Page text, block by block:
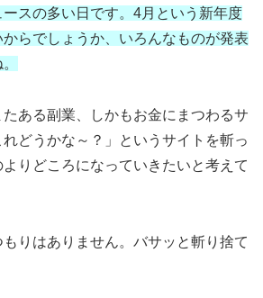
ースの多い日です。4月という新年度
らでしょうか、いろんなものが発表
ある副業、しかもお金にまつわるサ
どうかな～？」というサイトを斬っ
りどころになっていきたいと考えて
りはありません。バサッと斬り捨て